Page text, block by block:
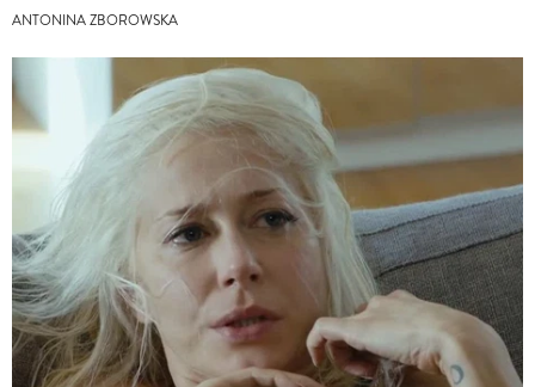
ANTONINA ZBOROWSKA